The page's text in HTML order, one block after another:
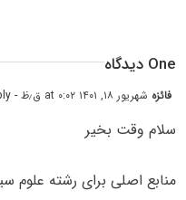
One دیدگاه
فائزه شهریور ۱۸, ۱۴۰۱ at ۰:۰۲ ق٫ظ - Reply
سلام وقت بخیر
منابع اصلی برای رشته علوم